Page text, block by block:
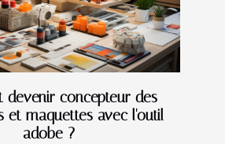
devenir concepteur des
et maquettes avec l'outil
adobe ?